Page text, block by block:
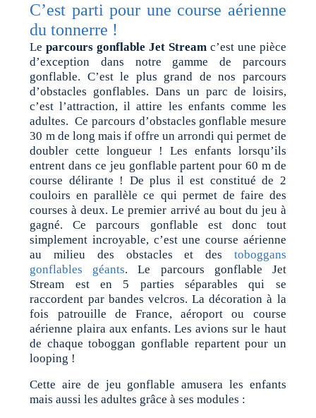
C’est parti pour une course aérienne
du tonnerre !
Leparcours gonflable Jet Streamc’est une pièce
d’exception dans notre gamme de parcours
gonflable. C’est le plus grand de nos parcours
d’obstacles gonflables. Dans un parc de loisirs,
c’est l’attraction, il attire les enfants comme les
adultes. Ce parcours d’obstacles gonflable mesure
30 m de long mais if offre un arrondi qui permet de
doubler cette longueur ! Les enfants lorsqu’ils
entrent dans ce jeu gonflable partent pour 60 m de
course délirante ! De plus il est constitué de 2
couloirs en parallèle ce qui permet de faire des
courses à deux. Le premier arrivé au bout du jeu à
gagné. Ce parcours gonflable est donc tout
simplement incroyable, c’est une course aérienne
au milieu des obstacles et des toboggans
gonflables géants. Le parcours gonflable Jet
Stream est en 5 parties séparables qui se
raccordent par bandes velcros. La décoration à la
fois patrouille de France, aéroport ou course
aérienne plaira aux enfants. Les avions sur le haut
de chaque toboggan gonflable repartent pour un
looping !
Cette aire de jeu gonflable amusera les enfants
mais aussi les adultes grâce à ses modules :